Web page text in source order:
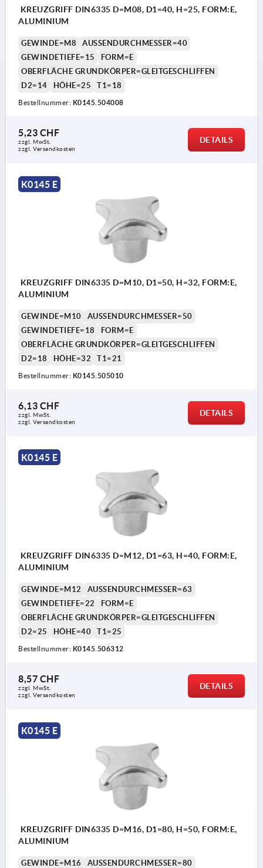
KREUZGRIFF DIN6335 D=M08, D1=40, H=25, FORM:E,
ALUMINIUM
GEWINDE=M8
AUSSENDURCHMESSER=40
GEWINDETIEFE=15
FORM=E
OBERFLÄCHE GRUNDKÖRPER=GLEITGESCHLIFFEN
D2=14
HÖHE=25 T1=18
Bestellnummer: K0145.504008
5,23 CHF
zzgl. MwSt.
zzgl. Versandkosten
DETAILS
K0145 E
KREUZGRIFF DIN6335 D=M10, D1=50, H=32, FORM:E,
ALUMINIUM
GEWINDE=M10
AUSSENDURCHMESSER=50
GEWINDETIEFE=18
FORM=E
OBERFLÄCHE GRUNDKÖRPER=GLEITGESCHLIFFEN
D2=18
HÖHE=32 T1=21
Bestellnummer: K0145.505010
6,13 CHF
zzgl. MwSt.
zzgl. Versandkosten
DETAILS
K0145 E
KREUZGRIFF DIN6335 D=M12, D1=63, H=40, FORM:E,
ALUMINIUM
GEWINDE=M12
AUSSENDURCHMESSER=63
GEWINDETIEFE=22
FORM=E
OBERFLÄCHE GRUNDKÖRPER=GLEITGESCHLIFFEN
D2=25
HÖHE=40 T1=25
Bestellnummer: K0145.506312
8,57 CHF
zzgl. MwSt.
zzgl. Versandkosten
DETAILS
K0145 E
KREUZGRIFF DIN6335 D=M16, D1=80, H=50, FORM:E,
ALUMINIUM
GEWINDE=M16 AUSSENDURCHMESSER=80